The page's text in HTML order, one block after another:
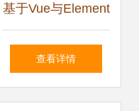
基于Vue与Element
UI的电商后台管理
查看详情